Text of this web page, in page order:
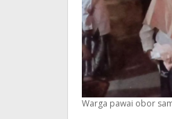
Warga pawai obor